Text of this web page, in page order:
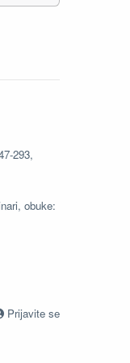
293,
obuke:
Prijavite se